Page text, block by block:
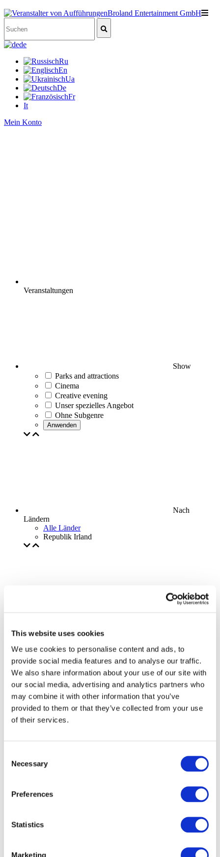
This website uses cookies
We use cookies to personalise content and ads, to
provide social media features and to analyse our traffic.
We also share information about your use of our site with
our social media, advertising and analytics partners who
may combine it with other information that you’ve
provided to them or that they’ve collected from your use
of their services.
Selection
Necessary
Preferences
Statistics
Marketing
de
Ru
En
Ua
De
Fr
It
Mein Konto
Veranstaltungen
Show
Parks and attractions
Cinema
Creative evening
Unser spezielles Angebot
Ohne Subgenre
Anwenden
Nach
Ländern
Alle Länder
Republik Irland